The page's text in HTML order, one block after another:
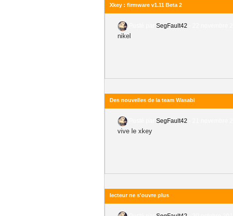
Xkey : firmware v1.11 Beta 2
SegFault42
nikel
Des nouvelles de la team Wasabi
SegFault42
vive le xkey
lecteur ne s'ouvre plus